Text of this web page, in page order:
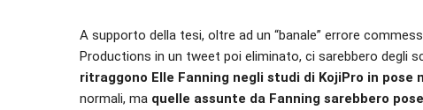
A supporto della tesi, oltre ad un “banale” errore
Productions in un tweet poi eliminato, ci sarebbero degli
ritraggono Elle Fanning negli studi di KojiPro in pose
normali, ma quelle assunte da Fanning sarebbero